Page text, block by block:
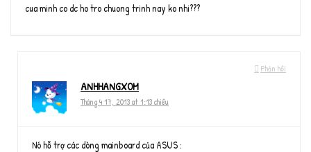
cua minh co dc ho tro chuong trinh nay ko nhi???
Phản hồi
ANHHANGXOM
Tháng 4 17, 2013 at 1:13 chiều
Nó hỗ trợ các dòng mainboard của ASUS :